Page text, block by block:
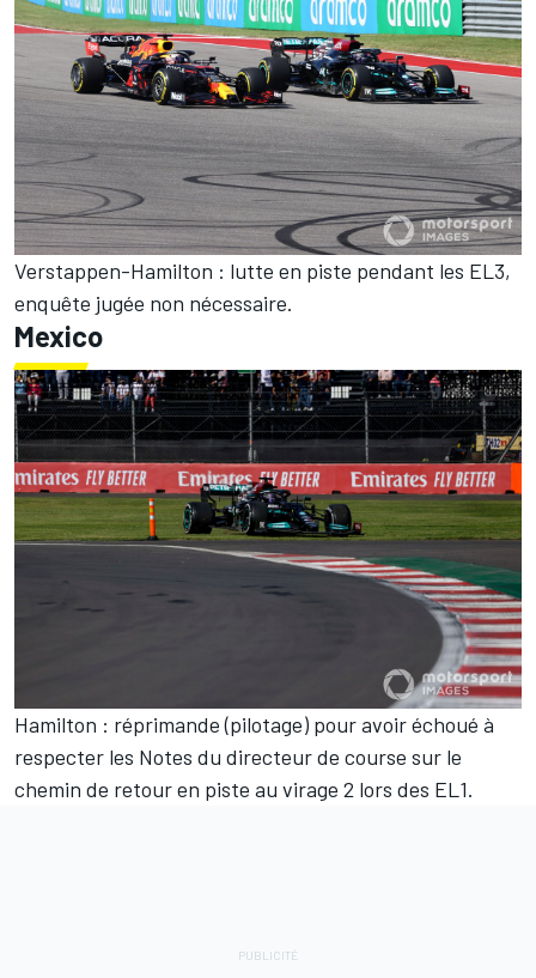
Verstappen-Hamilton : lutte en piste pendant les EL3,
enquête jugée non nécessaire.
Mexico
Hamilton : réprimande (pilotage) pour avoir échoué à
respecter les Notes du directeur de course sur le
chemin de retour en piste au virage 2 lors des EL1.